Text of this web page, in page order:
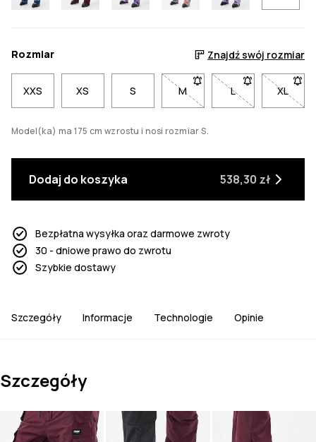
Rozmiar Znajdź swój rozmiar
XXS XS S M- Rozmiar M niedostępny.
L- Rozmiar L
XL
-
Model(ka) ma 175 cm wzrostu i nosi rozmiar S.
Dodaj do koszyka 538,30 zł
Bezpłatna wysyłka oraz darmowe zwroty
30 - dniowe prawo do zwrotu
Szybkie dostawy
Szczegóły Informacje Technologie Opinie
Szczegóły